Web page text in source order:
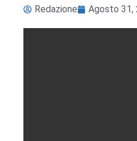
Redazione Agosto 31,